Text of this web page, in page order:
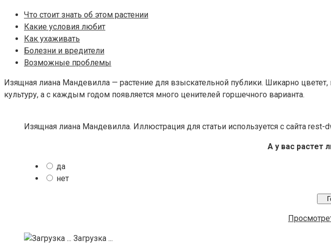
Что стоит знать об этом растении
Какие условия любит
Как ухаживать
Болезни и вредители
Возможные проблемы
Изящная лиана Мандевилла — растение для взыскательной публики. Шикарно
культуру, а с каждым годом появляется много ценителей горшечного варианта.
Изящная лиана Мандевилла. Иллюстрация для статьи используется с сайта rest-
А у вас растет
да
нет
Загрузка ...